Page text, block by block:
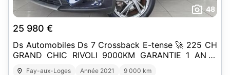
48
25 980 €
Ds Automobiles Ds 7 Crossback E-tense 🚀 225 CH
GRAND CHIC RIVOLI 9000KM GARANTIE 1 AN //
DS7
Fay-aux-Loges Année 2021
9 000 km